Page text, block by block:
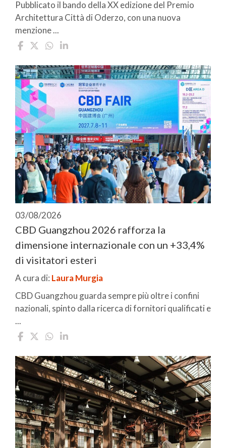
Pubblicato il bando della XX edizione del Premio
Architettura Città di Oderzo, con una nuova
menzione ...
03/08/2026
CBD Guangzhou 2026 rafforza la
dimensione internazionale con un +33,4%
di visitatori esteri
A cura di: Laura Murgia
CBD Guangzhou guarda sempre più oltre i confini
nazionali, spinto dalla ricerca di fornitori qualificati e
...